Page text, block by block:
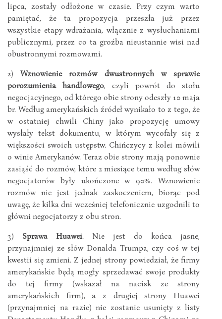
lipca, zostały odłożone w czasie. Przy czym warto
pamiętać, że ta propozycja przeszła już przez
wszystkie etapy wdrażania, włącznie z wysłuchaniami
publicznymi, przez co ta groźba nieustannie wisi nad
obustronnymi rozmowami.
2)Wznowienie rozmów dwustronnych w sprawie
porozumienia handlowego, czyli powrót do stołu
negocjacyjnego, od którego obie strony odeszły 10 maja
br. Według amerykańskich źródeł wynikało to z tego, że
w ostatniej chwili Chiny jako propozycję umowy
wysłały tekst dokumentu, w którym wycofały się z
większości swoich ustępstw. Chińczycy z kolei mówili
o winie Amerykanów. Teraz obie strony mają ponownie
zasiąść do rozmów, które 2 miesiące temu według słów
negocjatorów były ukończone w 90%. Wznowienie
rozmów nie jest jednak zaskoczeniem, biorąc pod
uwagę, że kilka dni wcześniej telefonicznie uzgodnili to
główni negocjatorzy z obu stron.
3) Sprawa Huawei. Nie jest do końca jasne,
przynajmniej ze słów Donalda Trumpa, czy coś w tej
kwestii się zmieni. Z jednej strony powiedział, że firmy
amerykańskie będą mogły sprzedawać swoje produkty
do tej firmy (wskazał na nacisk ze strony
amerykańskich firm), a z drugiej strony Huawei
(przynajmniej na razie) nie zostanie usunięty z listy